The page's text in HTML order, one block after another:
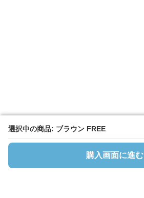
選択中の商品: ブラウン FREE
購入画面に進む
選択中の商品: ブラウン FREE
購入画面に進む